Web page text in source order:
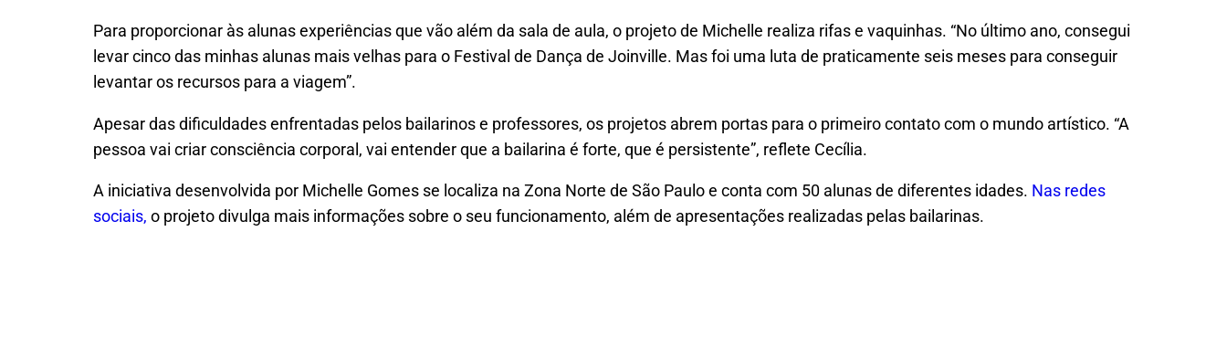
Para proporcionar às alunas experiências que vão além da sala de aula, o projeto de Michelle realiza rifas e vaquinhas. “No último ano, consegui
levar cinco das minhas alunas mais velhas para o Festival de Dança de Joinville. Mas foi uma luta de praticamente seis meses para conseguir
levantar os recursos para a viagem”.
Apesar das dificuldades enfrentadas pelos bailarinos e professores, os projetos abrem portas para o primeiro contato com o mundo artístico. “A
pessoa vai criar consciência corporal, vai entender que a bailarina é forte, que é persistente”, reflete Cecília.
A iniciativa desenvolvida por Michelle Gomes se localiza na Zona Norte de São Paulo e conta com 50 alunas de diferentes idades. Nas redes
sociais, o projeto divulga mais informações sobre o seu funcionamento, além de apresentações realizadas pelas bailarinas.